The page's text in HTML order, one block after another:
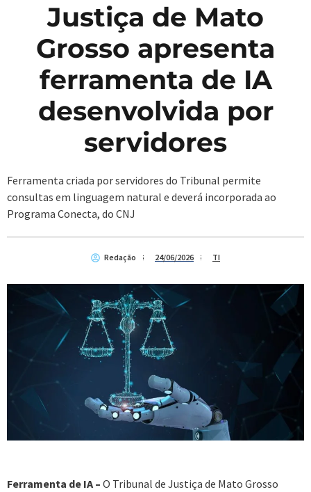
Justiça de Mato
Grosso apresenta
ferramenta de IA
desenvolvida por
servidores
Ferramenta criada por servidores do Tribunal permite
consultas em linguagem natural e deverá incorporada ao
Programa Conecta, do CNJ
Redação 24/06/2026 TI
Ferramenta de IA – O Tribunal de Justiça de Mato Grosso